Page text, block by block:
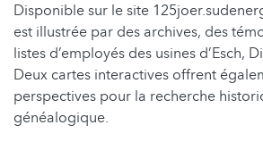
Disponible sur le site
est illustrée par des archives, des
listes d’employés des usines d’Esch,
Deux cartes interactives offrent
perspectives pour la recherche
généalogique.